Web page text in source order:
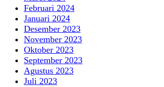
Februari 2024
Januari 2024
Desember 2023
November 2023
Oktober 2023
September 2023
Agustus 2023
Juli 2023